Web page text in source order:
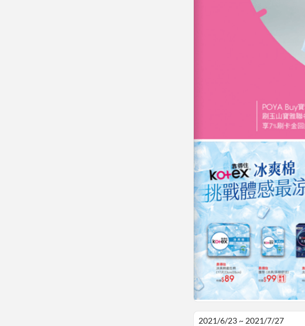
2021/6/23 ~ 2021/7/27